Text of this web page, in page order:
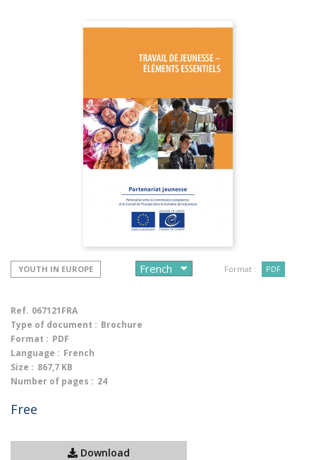
YOUTH IN EUROPE Format : PDF
Ref. 067121FRA
Type of document : Brochure
Format : PDF
Language : French
Size : 867,7 KB
Number of pages : 24
Free
Download